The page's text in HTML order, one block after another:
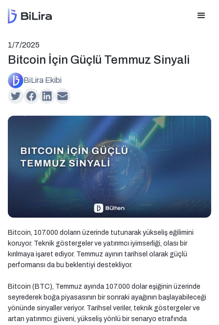
1/7/2025
Bitcoin İçin Güçlü Temmuz Sinyali
BiLira Ekibi
Bitcoin, 107.000 doların üzerinde tutunarak yükseliş eğilimini
koruyor. Teknik göstergeler ve yatırımcı iyimserliği, olası bir
kırılmaya işaret ediyor. Temmuz ayının tarihsel olarak güçlü
performansı da bu beklentiyi destekliyor.
Bitcoin (BTC), Temmuz ayında 107.000 dolar eşiğinin üzerinde
seyrederek boğa piyasasının bir sonraki ayağının başlayabileceği
yönünde sinyaller veriyor. Tarihsel veriler, teknik göstergeler ve
artan yatırımcı güveni, yükseliş yönlü bir senaryo etrafında